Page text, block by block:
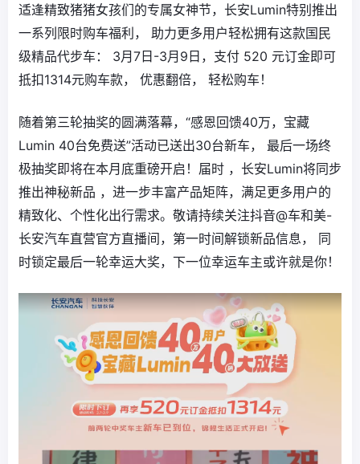
适逢精致猪猪女孩们的专属女神节，长安Lumin特别推出
一系列限时购车福利， 助力更多用户轻松拥有这款国民
级精品代步车： 3月7日-3月9日，支付 520 元订金即可
抵扣1314元购车款， 优惠翻倍， 轻松购车！
随着第三轮抽奖的圆满落幕，“感恩回馈40万，宝藏
Lumin 40台免费送”活动已送出30台新车， 最后一场终
极抽奖即将在本月底重磅开启！届时 ，长安Lumin将同步
推出神秘新品 ，进一步丰富产品矩阵，满足更多用户的
精致化、个性化出行需求。敬请持续关注抖音@车和美-
长安汽车直营官方直播间，第一时间解锁新品信息， 同
时锁定最后一轮幸运大奖，下一位幸运车主或许就是你！